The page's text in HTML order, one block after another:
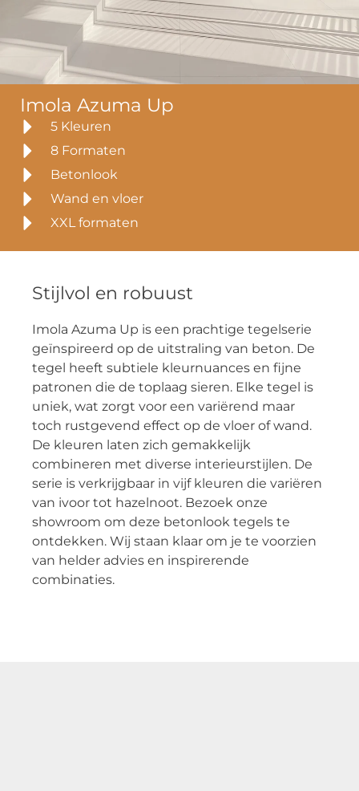
Stijlvol en robuust
Imola Azuma Up is een prachtige tegelserie
geïnspireerd op de uitstraling van beton. De
tegel heeft subtiele kleurnuances en fijne
patronen die de toplaag sieren. Elke tegel is
uniek, wat zorgt voor een variërend maar
toch rustgevend effect op de vloer of wand.
De kleuren laten zich gemakkelijk
combineren met diverse interieurstijlen. De
serie is verkrijgbaar in vijf kleuren die variëren
van ivoor tot hazelnoot. Bezoek onze
showroom om deze betonlook tegels te
ontdekken. Wij staan klaar om je te voorzien
van helder advies en inspirerende
combinaties.
Imola Azuma Up
5 Kleuren
8 Formaten
Betonlook
Wand en vloer
XXL formaten